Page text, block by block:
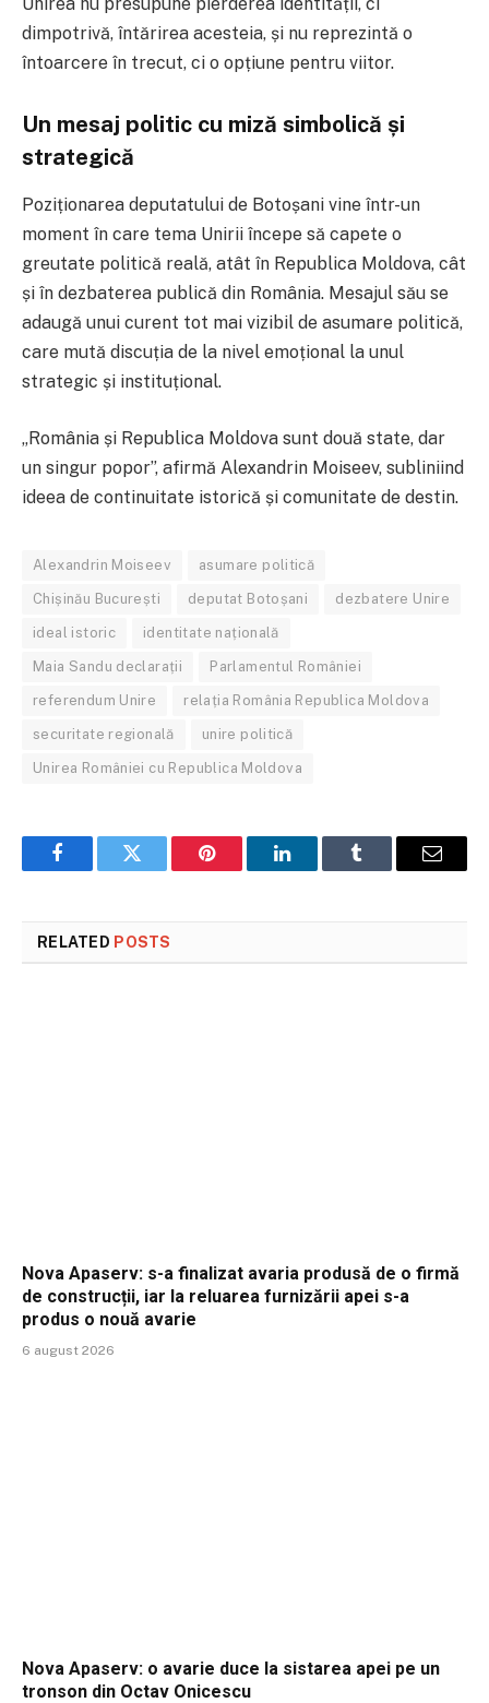
dimpotrivă, întărirea acesteia, și nu reprezintă o
întoarcere în trecut, ci o opțiune pentru viitor.
Un mesaj politic cu miză simbolică și
strategică
Poziționarea deputatului de Botoșani vine într-un
moment în care tema Unirii începe să capete o
greutate politică reală, atât în Republica Moldova, cât
și în dezbaterea publică din România. Mesajul său se
adaugă unui curent tot mai vizibil de asumare politică,
care mută discuția de la nivel emoțional la unul
strategic și instituțional.
„România și Republica Moldova sunt două state, dar
un singur popor”, afirmă Alexandrin Moiseev, subliniind
ideea de continuitate istorică și comunitate de destin.
Alexandrin Moiseev asumare politică
Chișinău București deputat Botoșani dezbatere Unire
ideal istoric identitate națională
Maia Sandu declarații Parlamentul României
referendum Unire relația România Republica Moldova
securitate regională unire politică
Unirea României cu Republica Moldova
FacebookTwitter Pinterest LinkedInTumblr Email
RELATED POSTS
Nova Apaserv: s-a finalizat avaria produsă de o firmă
de construcții, iar la reluarea furnizării apei s-a
produs o nouă avarie
6 august 2026
Nova Apaserv: o avarie duce la sistarea apei pe un
tronson din Octav Onicescu